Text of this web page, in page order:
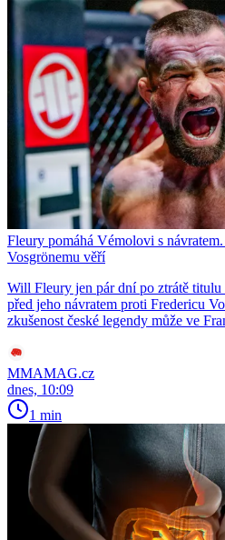
Fleury pomáhá Vémolovi s
Vosgrönemu věří
Will Fleury jen pár dní po ztrátě
před jeho návratem proti Fredericu
zkušenost české legendy může ve
MMAMAG.cz
dnes, 10:09
1 min